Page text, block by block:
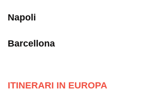
Napoli
Barcellona
ITINERARI IN EUROPA